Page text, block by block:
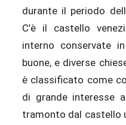
durante il periodo
C’è il castello
interno conservate
buone, e diverse
è classificato come
di grande interesse
tramonto dal castello